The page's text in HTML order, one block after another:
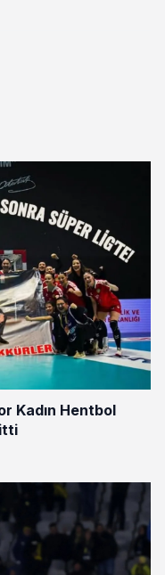
Kadın Hentbol